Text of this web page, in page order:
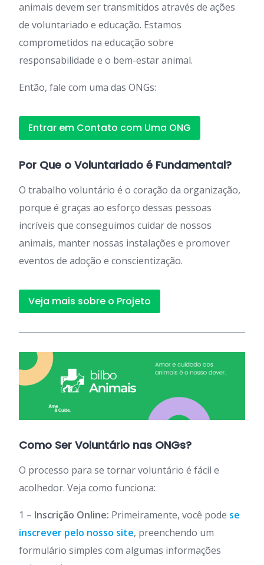
animais devem ser transmitidos através de ações
de voluntariado e educação. Estamos
comprometidos na educação sobre
responsabilidade e o bem-estar animal.
Então, fale com uma das ONGs:
Entrar em Contato com Uma ONG
Por Que o Voluntariado é Fundamental?
O trabalho voluntário é o coração da organização,
porque é graças ao esforço dessas pessoas
incríveis que conseguimos cuidar de nossos
animais, manter nossas instalações e promover
eventos de adoção e conscientização.
Veja mais sobre o Projeto
Como Ser Voluntário nas ONGs?
O processo para se tornar voluntário é fácil e
acolhedor. Veja como funciona:
1 – Inscrição Online: Primeiramente, você pode se
inscrever pelo nosso site, preenchendo um
formulário simples com algumas informações